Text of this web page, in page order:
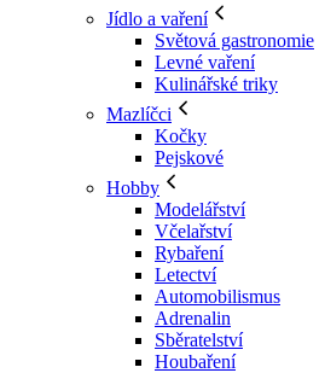
Jídlo a vaření
Světová gastronomie
Levné vaření
Kulinářské triky
Mazlíčci
Kočky
Pejskové
Hobby
Modelářství
Včelařství
Rybaření
Letectví
Automobilismus
Adrenalin
Sběratelství
Houbaření